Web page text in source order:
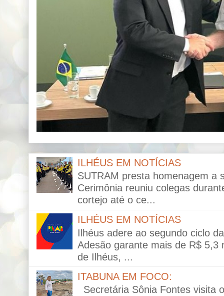
ILHÉUS EM NOTÍCIAS
SUTRAM presta homenagem a
Cerimônia reuniu colegas
cortejo até o ce...
ILHÉUS EM NOTÍCIAS
Ilhéus adere ao segundo ciclo
Adesão garante mais de R$ 5,3
de Ilhéus, ...
ITABUNA EM FOCO:
Secretária Sônia Fontes visita